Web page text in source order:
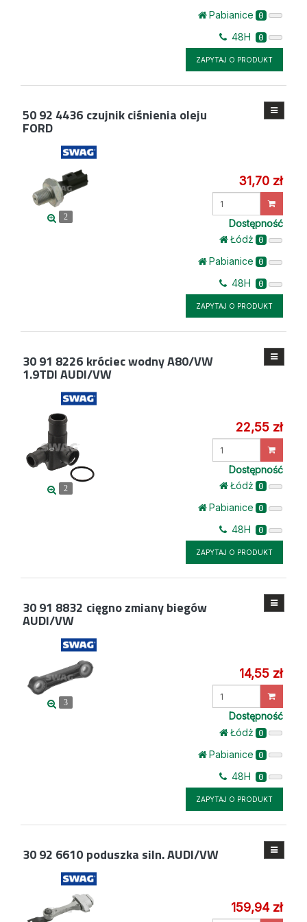
Pabianice 0
48H 0
ZAPYTAJ O PRODUKT
50 92 4436 czujnik ciśnienia oleju
FORD
2
31,70 zł
Dostępność
Łódż 0
Pabianice 0
48H 0
ZAPYTAJ O PRODUKT
30 91 8226 króciec wodny A80/VW
1.9TDI AUDI/VW
2
22,55 zł
Dostępność
Łódż 0
Pabianice 0
48H 0
ZAPYTAJ O PRODUKT
30 91 8832 cięgno zmiany biegów
AUDI/VW
3
14,55 zł
Wprowadź
ilość
Dostępność
Łódż 0
Pabianice 0
48H 0
ZAPYTAJ O PRODUKT
30 92 6610 poduszka siln. AUDI/VW
159,94 zł